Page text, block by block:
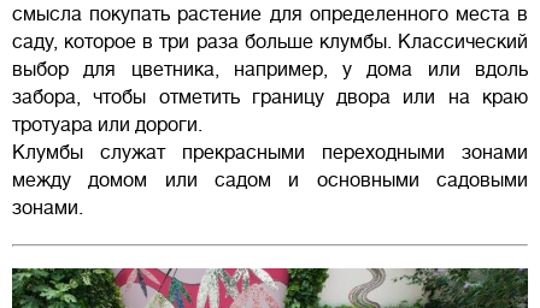
смысла покупать растение для определенного места в
саду, которое в три раза больше клумбы. Классический
выбор для цветника, например, у дома или вдоль
забора, чтобы отметить границу двора или на краю
тротуара или дороги.
Клумбы служат прекрасными переходными зонами
между домом или садом и основными садовыми
зонами.